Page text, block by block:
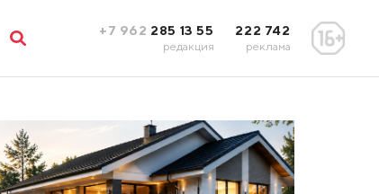
+7 962 285 13 55
редакция
222 742
реклама